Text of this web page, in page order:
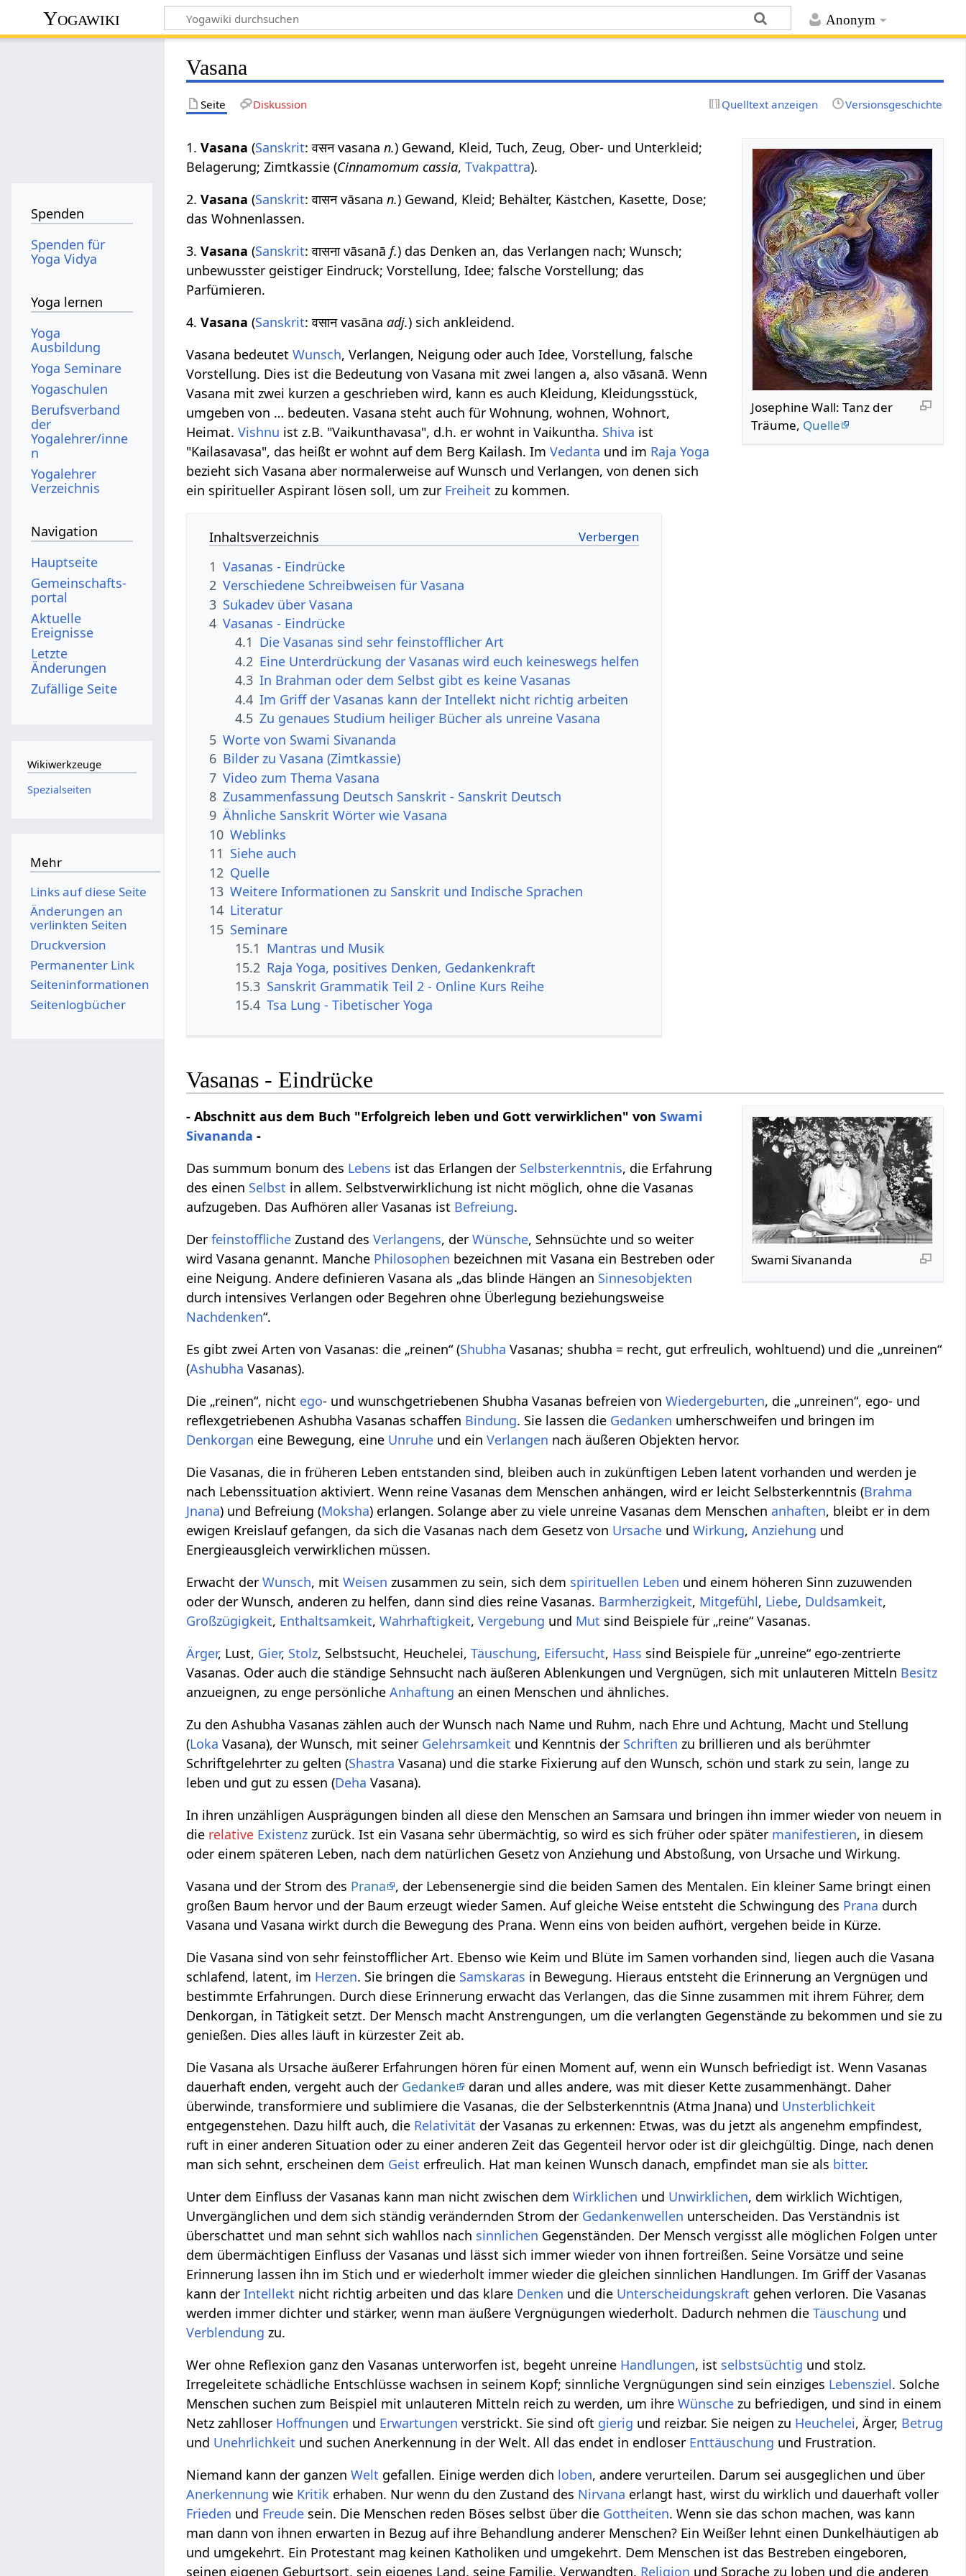
Anonym
Yogawiki
Vasana
Seite Diskussion Quelltext anzeigen Versionsgeschichte
Josephine Wall: Tanz der
Träume, Quelle
1.Vasana (Sanskrit: वसन vasanan.) Gewand, Kleid, Tuch, Zeug, Ober- und Unterkleid;
Belagerung; Zimtkassie (Cinnamomum cassia,Tvakpattra).
2.Vasana (Sanskrit: वासन vāsanan.) Gewand, Kleid; Behälter, Kästchen, Kasette, Dose;
das Wohnenlassen.
3.Vasana (Sanskrit: वासना vāsanā f.) das Denken an, das Verlangen nach; Wunsch;
unbewusster geistiger Eindruck; Vorstellung, Idee; falsche Vorstellung; das
Parfümieren.
4.Vasana (Sanskrit: वसान vasānaadj.) sich ankleidend.
Vasana bedeutetWunsch, Verlangen, Neigung oder auch Idee, Vorstellung, falsche
Vorstellung. Dies ist die Bedeutung von Vasana mit zwei langen a, also vāsanā. Wenn
Vasana mit zwei kurzen a geschrieben wird, kann es auch Kleidung, Kleidungsstück,
umgeben von … bedeuten. Vasana steht auch für Wohnung, wohnen, Wohnort,
Heimat.Vishnu ist z.B. "Vaikunthavasa", d.h. er wohnt in Vaikuntha. Shiva ist
"Kailasavasa", das heißt er wohnt auf dem Berg Kailash. ImVedanta und im Raja Yoga
bezieht sich Vasana aber normalerweise auf Wunsch und Verlangen, von denen sich
ein spiritueller Aspirant lösen soll, um zur Freiheit zu kommen.
Inhaltsverzeichnis
1 Vasanas - Eindrücke
2 Verschiedene Schreibweisen für Vasana
3 Sukadev über Vasana
4 Vasanas - Eindrücke
4.1 Die Vasanas sind sehr feinstofflicher Art
4.2 Eine Unterdrückung der Vasanas wird euch keineswegs helfen
4.3 In Brahman oder dem Selbst gibt es keine Vasanas
4.4 Im Griff der Vasanas kann der Intellekt nicht richtig arbeiten
4.5 Zu genaues Studium heiliger Bücher als unreine Vasana
5 Worte von Swami Sivananda
6 Bilder zu Vasana (Zimtkassie)
7 Video zum Thema Vasana
8 Zusammenfassung Deutsch Sanskrit - Sanskrit Deutsch
9 Ähnliche Sanskrit Wörter wie Vasana
10 Weblinks
11 Siehe auch
12 Quelle
13 Weitere Informationen zu Sanskrit und Indische Sprachen
14 Literatur
15 Seminare
15.1 Mantras und Musik
15.2 Raja Yoga, positives Denken, Gedankenkraft
15.3 Sanskrit Grammatik Teil 2 - Online Kurs Reihe
15.4 Tsa Lung - Tibetischer Yoga
Vasanas - Eindrücke
Swami Sivananda
- Abschnitt aus dem Buch "Erfolgreich leben und Gott verwirklichen" vonSwami
Sivananda -
Das summum bonum des Lebens ist das Erlangen der Selbsterkenntnis, die Erfahrung
des einen Selbst in allem. Selbstverwirklichung ist nicht möglich, ohne die Vasanas
aufzugeben. Das Aufhören aller Vasanas ist Befreiung.
Derfeinstoffliche Zustand desVerlangens, derWünsche, Sehnsüchte und so weiter
wird Vasana genannt. Manche Philosophen bezeichnen mit Vasana ein Bestreben oder
eine Neigung. Andere definieren Vasana als „das blinde Hängen an Sinnesobjekten
durch intensives Verlangen oder Begehren ohne Überlegung beziehungsweise
Nachdenken“.
Es gibt zwei Arten von Vasanas: die „reinen“ (Shubha Vasanas; shubha = recht, gut erfreulich, wohltuend) und die „unreinen“
(Ashubha Vasanas).
Die „reinen“, nicht ego- und wunschgetriebenen Shubha Vasanas befreien vonWiedergeburten, die „unreinen“, ego- und
reflexgetriebenen Ashubha Vasanas schaffen Bindung. Sie lassen die Gedanken umherschweifen und bringen im
Denkorgan eine Bewegung, eine Unruhe und einVerlangen nach äußeren Objekten hervor.
Die Vasanas, die in früheren Leben entstanden sind, bleiben auch in zukünftigen Leben latent vorhanden und werden je
nach Lebenssituation aktiviert. Wenn reine Vasanas dem Menschen anhängen, wird er leicht Selbsterkenntnis (Brahma
Jnana) und Befreiung (Moksha) erlangen. Solange aber zu viele unreine Vasanas dem Menschen anhaften, bleibt er in dem
ewigen Kreislauf gefangen, da sich die Vasanas nach dem Gesetz von Ursache undWirkung,Anziehung und
Energieausgleich verwirklichen müssen.
Erwacht derWunsch, mitWeisen zusammen zu sein, sich dem spirituellen Leben und einem höheren Sinn zuzuwenden
oder der Wunsch, anderen zu helfen, dann sind dies reine Vasanas. Barmherzigkeit, Mitgefühl, Liebe, Duldsamkeit,
Großzügigkeit, Enthaltsamkeit,Wahrhaftigkeit,Vergebung und Mut sind Beispiele für „reine“ Vasanas.
Ärger, Lust, Gier, Stolz, Selbstsucht, Heuchelei,Täuschung, Eifersucht, Hass sind Beispiele für „unreine“ ego-zentrierte
Vasanas. Oder auch die ständige Sehnsucht nach äußeren Ablenkungen und Vergnügen, sich mit unlauteren Mitteln Besitz
anzueignen, zu enge persönlicheAnhaftung an einen Menschen und ähnliches.
Zu den Ashubha Vasanas zählen auch der Wunsch nach Name und Ruhm, nach Ehre und Achtung, Macht und Stellung
(Loka Vasana), der Wunsch, mit seiner Gelehrsamkeit und Kenntnis der Schriften zu brillieren und als berühmter
Schriftgelehrter zu gelten (Shastra Vasana) und die starke Fixierung auf den Wunsch, schön und stark zu sein, lange zu
leben und gut zu essen (Deha Vasana).
In ihren unzähligen Ausprägungen binden all diese den Menschen an Samsara und bringen ihn immer wieder von neuem in
die relative Existenz zurück. Ist ein Vasana sehr übermächtig, so wird es sich früher oder später manifestieren, in diesem
oder einem späteren Leben, nach dem natürlichen Gesetz von Anziehung und Abstoßung, von Ursache und Wirkung.
Vasana und der Strom des Prana
, der Lebensenergie sind die beiden Samen des Mentalen. Ein kleiner Same bringt einen
großen Baum hervor und der Baum erzeugt wieder Samen. Auf gleiche Weise entsteht die Schwingung des Prana durch
Vasana und Vasana wirkt durch die Bewegung des Prana. Wenn eins von beiden aufhört, vergehen beide in Kürze.
Die Vasana sind von sehr feinstofflicher Art. Ebenso wie Keim und Blüte im Samen vorhanden sind, liegen auch die Vasana
schlafend, latent, im Herzen. Sie bringen die Samskaras in Bewegung. Hieraus entsteht die Erinnerung an Vergnügen und
bestimmte Erfahrungen. Durch diese Erinnerung erwacht das Verlangen, das die Sinne zusammen mit ihrem Führer, dem
Denkorgan, in Tätigkeit setzt. Der Mensch macht Anstrengungen, um die verlangten Gegenstände zu bekommen und sie zu
genießen. Dies alles läuft in kürzester Zeit ab.
Die Vasana als Ursache äußerer Erfahrungen hören für einen Moment auf, wenn ein Wunsch befriedigt ist. Wenn Vasanas
dauerhaft enden, vergeht auch der Gedanke
daran und alles andere, was mit dieser Kette zusammenhängt. Daher
überwinde, transformiere und sublimiere die Vasanas, die der Selbsterkenntnis (Atma Jnana) und Unsterblichkeit
entgegenstehen. Dazu hilft auch, die Relativität der Vasanas zu erkennen: Etwas, was du jetzt als angenehm empfindest,
ruft in einer anderen Situation oder zu einer anderen Zeit das Gegenteil hervor oder ist dir gleichgültig. Dinge, nach denen
man sich sehnt, erscheinen dem Geist erfreulich. Hat man keinen Wunsch danach, empfindet man sie als bitter.
Unter dem Einfluss der Vasanas kann man nicht zwischen demWirklichen und Unwirklichen, dem wirklich Wichtigen,
Unvergänglichen und dem sich ständig verändernden Strom der Gedankenwellen unterscheiden. Das Verständnis ist
überschattet und man sehnt sich wahllos nach sinnlichen Gegenständen. Der Mensch vergisst alle möglichen Folgen unter
dem übermächtigen Einfluss der Vasanas und lässt sich immer wieder von ihnen fortreißen. Seine Vorsätze und seine
Erinnerung lassen ihn im Stich und er wiederholt immer wieder die gleichen sinnlichen Handlungen. Im Griff der Vasanas
kann derIntellekt nicht richtig arbeiten und das klare Denken und die Unterscheidungskraft gehen verloren. Die Vasanas
werden immer dichter und stärker, wenn man äußere Vergnügungen wiederholt. Dadurch nehmen dieTäuschung und
Verblendung zu.
Wer ohne Reflexion ganz den Vasanas unterworfen ist, begeht unreine Handlungen, ist selbstsüchtig und stolz.
Irregeleitete schädliche Entschlüsse wachsen in seinem Kopf; sinnliche Vergnügungen sind sein einziges Lebensziel. Solche
Menschen suchen zum Beispiel mit unlauteren Mitteln reich zu werden, um ihreWünsche zu befriedigen, und sind in einem
Netz zahlloser Hoffnungen und Erwartungen verstrickt. Sie sind oft gierig und reizbar. Sie neigen zu Heuchelei, Ärger, Betrug
und Unehrlichkeit und suchen Anerkennung in der Welt. All das endet in endloser Enttäuschung und Frustration.
Niemand kann der ganzenWelt gefallen. Einige werden dich loben, andere verurteilen. Darum sei ausgeglichen und über
Anerkennung wie Kritik erhaben. Nur wenn du den Zustand des Nirvana erlangt hast, wirst du wirklich und dauerhaft voller
Frieden und Freude sein. Die Menschen reden Böses selbst über die Gottheiten. Wenn sie das schon machen, was kann
man dann von ihnen erwarten in Bezug auf ihre Behandlung anderer Menschen? Ein Weißer lehnt einen Dunkelhäutigen ab
und umgekehrt. Ein Protestant mag keinen Katholiken und umgekehrt. Dem Menschen ist das Bestreben eingeboren,
seinen eigenen Geburtsort, sein eigenes Land, seine Familie, Verwandten, Religion und Sprache zu loben und die anderen
Spenden
Spenden für
Yoga Vidya
Yoga lernen
Yoga
Ausbildung
Yoga Seminare
Yogaschulen
Berufsverband
der
Yogalehrer/inne
n
Yogalehrer
Verzeichnis
Navigation
Hauptseite
Gemeinschafts­
portal
Aktuelle
Ereignisse
Letzte
Änderungen
Zufällige Seite
Wikiwerkzeuge
Spezialseiten
Mehr
Links auf diese Seite
Änderungen an
verlinkten Seiten
Druckversion
Permanenter Link
Seiten­­informationen
Seitenlogbücher